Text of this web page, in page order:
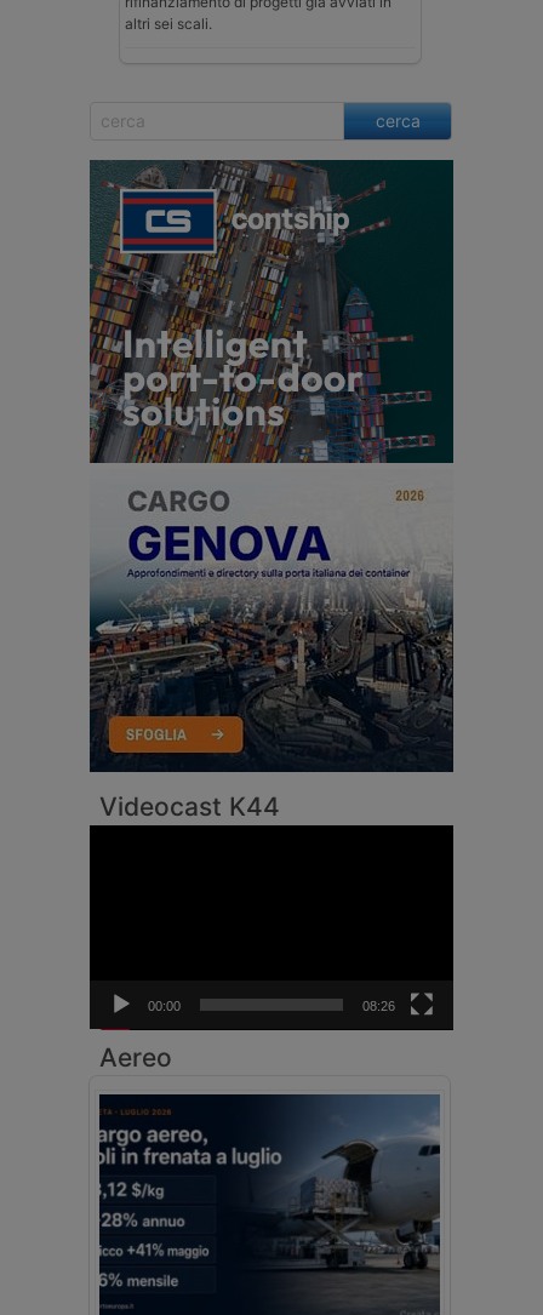
altri sei scali.
cerca
Videocast K44
00:00 08:26
Aereo